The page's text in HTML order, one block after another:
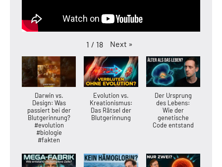
1 / 18 Next »
Darwin vs.
Design: Was
passiert bei der
Blutgerinnung?
#evolution
#biologie
#fakten
Evolution vs.
Kreationismus:
Das Rätsel der
Blutgerinnung
Der Ursprung
des Lebens:
Wie der
genetische
Code entstand